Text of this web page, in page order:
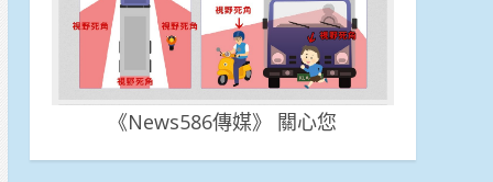
《News586傳媒》 關心您